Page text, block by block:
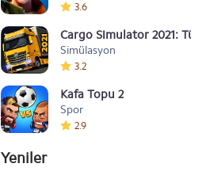
3.6
Cargo Simulator 2021: Türkiye
Simülasyon
3.2
Kafa Topu 2
Spor
2.9
Yeniler